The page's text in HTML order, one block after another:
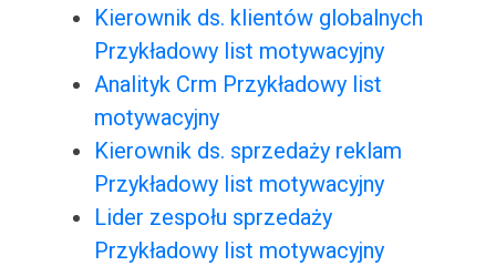
Kierownik ds. klientów globalnych
Przykładowy list motywacyjny
Analityk Crm Przykładowy list
motywacyjny
Kierownik ds. sprzedaży reklam
Przykładowy list motywacyjny
Lider zespołu sprzedaży
Przykładowy list motywacyjny